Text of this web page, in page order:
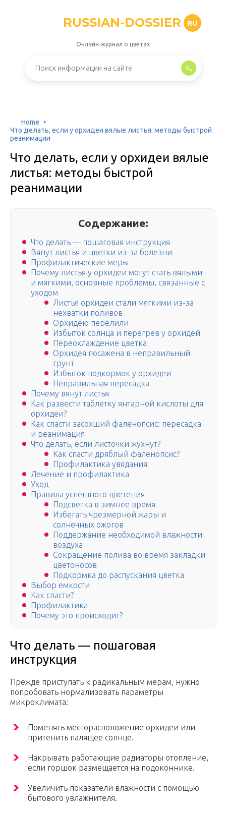
RUSSIAN-DOSSIER RU
Онлайн-журнал о цветах
Home
Что делать, если у орхидеи вялые листья: методы быстрой
реанимации
Что делать, если у орхидеи вялые
листья: методы быстрой
реанимации
Содержание:
Что делать — пошаговая инструкция
Вянут листья и цветки из-за болезни
Профилактические меры
Почему листья у орхидеи могут стать вялыми
и мягкими, основные проблемы, связанные с
уходом
Листья орхидеи стали мягкими из-за
нехватки поливов
Орхидею перелили
Избыток солнца и перегрев у орхидей
Переохлаждение цветка
Орхидея посажена в неправильный
грунт
Избыток подкормок у орхидеи
Неправильная пересадка
Почему вянут листья
Как развести таблетку янтарной кислоты для
орхидеи?
Как спасти засохший фаленопсис: пересадка
и реанимация
Что делать, если листочки жухнут?
Как спасти дряблый фаленопсис?
Профилактика увядания
Лечение и профилактика
Уход
Правила успешного цветения
Подсветка в зимнее время
Избегать чрезмерной жары и
солнечных ожогов
Поддержание необходимой влажности
воздуха
Сокращение полива во время закладки
цветоносов
Подкормка до распускания цветка
Выбор емкости
Как спасти?
Профилактика
Почему это происходит?
Что делать — пошаговая
инструкция
Прежде приступать к радикальным мерам, нужно
попробовать нормализовать параметры
микроклимата:
Поменять месторасположение орхидеи или
притенить палящее солнце.
Накрывать работающие радиаторы отопление,
если горшок размещается на подоконнике.
Увеличить показатели влажности с помощью
бытового увлажнителя.